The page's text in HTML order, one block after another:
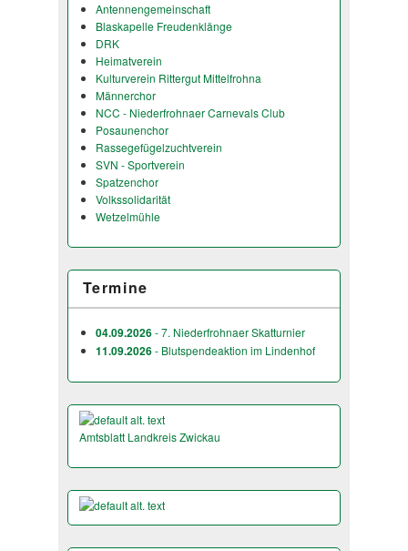
Antennengemeinschaft
Blaskapelle Freudenklänge
DRK
Heimatverein
Kulturverein Rittergut Mittelfrohna
Männerchor
NCC - Niederfrohnaer Carnevals Club
Posaunenchor
Rassegefügelzuchtverein
SVN - Sportverein
Spatzenchor
Volkssolidarität
Wetzelmühle
Termine
04.09.2026- 7. Niederfrohnaer Skatturnier
11.09.2026- Blutspendeaktion im Lindenhof
Amtsblatt Landkreis Zwickau